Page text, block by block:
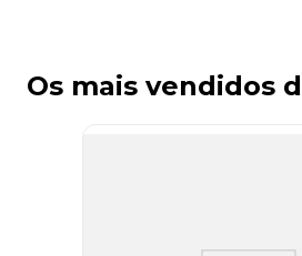
Os mais vendidos